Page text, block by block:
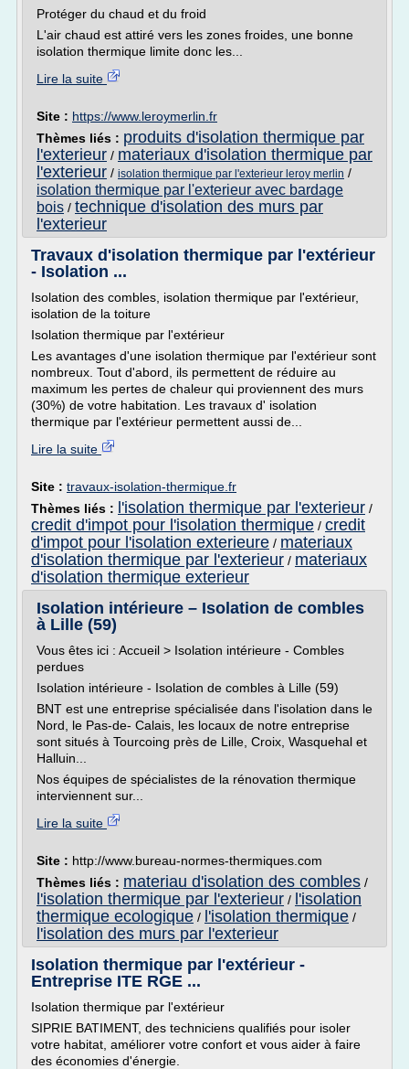
Protéger du chaud et du froid
L'air chaud est attiré vers les zones froides, une bonne
isolation thermique limite donc les...
Lire la suite
Site : https://www.leroymerlin.fr
Thèmes liés : produits d'isolation thermique par
l'exterieur / materiaux d'isolation thermique par
l'exterieur / isolation thermique par l'exterieur leroy merlin /
isolation thermique par l'exterieur avec bardage
bois / technique d'isolation des murs par
l'exterieur
Travaux d'isolation thermique par l'extérieur
- Isolation ...
Isolation des combles, isolation thermique par l'extérieur,
isolation de la toiture
Isolation thermique par l'extérieur
Les avantages d'une isolation thermique par l'extérieur sont
nombreux. Tout d'abord, ils permettent de réduire au
maximum les pertes de chaleur qui proviennent des murs
(30%) de votre habitation. Les travaux d' isolation
thermique par l'extérieur permettent aussi de...
Lire la suite
Site : travaux-isolation-thermique.fr
Thèmes liés :
l'isolation thermique par l'exterieur /
credit d'impot pour l'isolation thermique / credit
d'impot pour l'isolation exterieure / materiaux
d'isolation thermique par l'exterieur / materiaux
d'isolation thermique exterieur
Isolation intérieure – Isolation de combles
à Lille (59)
Vous êtes ici : Accueil > Isolation intérieure - Combles
perdues
Isolation intérieure - Isolation de combles à Lille (59)
BNT est une entreprise spécialisée dans l'isolation dans le
Nord, le Pas-de- Calais, les locaux de notre entreprise
sont situés à Tourcoing près de Lille, Croix, Wasquehal et
Halluin...
Nos équipes de spécialistes de la rénovation thermique
interviennent sur...
Lire la suite
Site : http://www.bureau-normes-thermiques.com
Thèmes liés : materiau d'isolation des combles /
l'isolation thermique par l'exterieur / l'isolation
thermique ecologique / l'isolation thermique /
l'isolation des murs par l'exterieur
Isolation thermique par l'extérieur -
Entreprise ITE RGE ...
Isolation thermique par l'extérieur
SIPRIE BATIMENT, des techniciens qualifiés pour isoler
votre habitat, améliorer votre confort et vous aider à faire
des économies d'énergie.